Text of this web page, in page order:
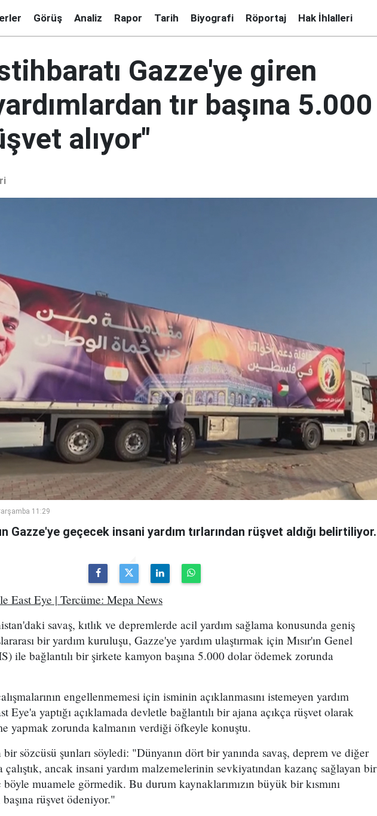
Görüş Analiz Rapor Tarih Biyografi Röportaj Hak İhlalleri
Gazze'ye giren
tır başına 5.000
alıyor"
11:29
Gazze'ye geçecek insani yardım tırlarından rüşvet aldığı belirtiliyor.
East Eye | Tercüme: Mepa News
savaş, kıtlık ve depremlerde acil yardım sağlama konusunda geniş
bir yardım kuruluşu, Gazze'ye yardım ulaştırmak için Mısır'ın Genel
ile bağlantılı bir şirkete kamyon başına 5.000 dolar ödemek zorunda
engellenmemesi için isminin açıklanmasını istemeyen yardım
Eye'a yaptığı açıklamada devletle bağlantılı bir ajana açıkça rüşvet olarak
yapmak zorunda kalmanın verdiği öfkeyle konuştu.
sözcüsü şunları söyledi: "Dünyanın dört bir yanında savaş, deprem ve diğer
çalıştık, ancak insani yardım malzemelerinin sevkiyatından kazanç sağlayan bir
muamele görmedik. Bu durum kaynaklarımızın büyük bir kısmını
rüşvet ödeniyor."